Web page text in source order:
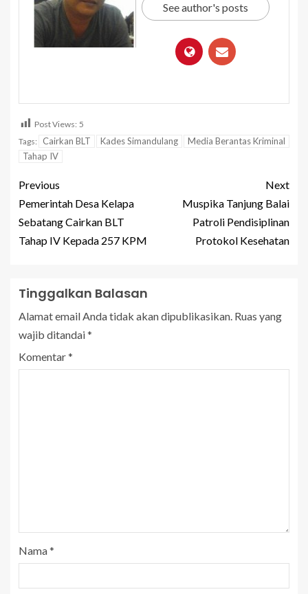
See author's posts
Post Views: 5
Tags:
Cairkan BLT Kades Simandulang
Media Berantas Kriminal
Tahap IV
Previous
Pemerintah Desa Kelapa
Sebatang Cairkan BLT
Tahap IV Kepada 257 KPM
Next
Muspika Tanjung Balai
Patroli Pendisiplinan
Protokol Kesehatan
Tinggalkan Balasan
Alamat email Anda tidak akan dipublikasikan. Ruas yang
wajib ditandai*
Komentar*
Nama*